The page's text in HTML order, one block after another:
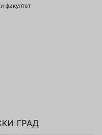
факултет
град